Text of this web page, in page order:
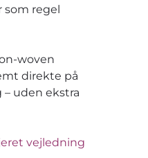
som regel
woven
direkte på
uden ekstra
vejledning